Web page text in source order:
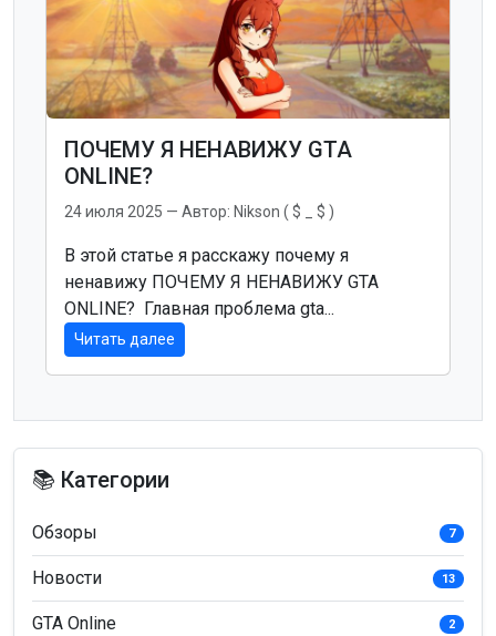
ПОЧЕМУ Я НЕНАВИЖУ GTA
ONLINE?
24 июля 2025 — Автор: Nikson ( $ _ $ )
В этой статье я расскажу почему я
ненавижу ПОЧЕМУ Я НЕНАВИЖУ GTA
ONLINE? Главная проблема gta...
Читать далее
📚 Категории
Обзоры 7
Новости 13
GTA Online 2